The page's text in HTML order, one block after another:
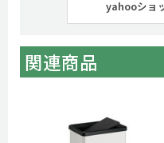
yahooショ
関連商品